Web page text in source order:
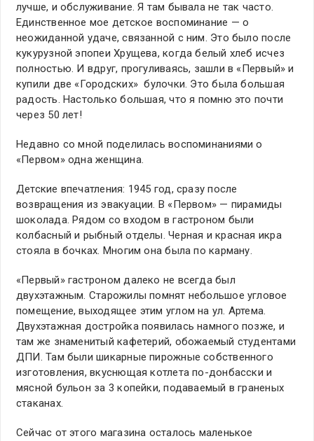
лучше, и обслуживание. Я там бывала не так часто.
Единственное мое детское воспоминание — о
неожиданной удаче, связанной с ним. Это было после
кукурузной эпопеи Хрущева, когда белый хлеб исчез
полностью. И вдруг, прогуливаясь, зашли в «Первый» и
купили две «Городских» булочки. Это была большая
радость. Настолько большая, что я помню это почти
через 50 лет!
Недавно со мной поделилась воспоминаниями о
«Первом» одна женщина.
Детские впечатления: 1945 год, сразу после
возвращения из эвакуации. В «Первом» — пирамиды
шоколада. Рядом со входом в гастроном были
колбасный и рыбный отделы. Черная и красная икра
стояла в бочках. Многим она была по карману.
«Первый» гастроном далеко не всегда был
двухэтажным. Старожилы помнят небольшое угловое
помещение, выходящее этим углом на ул. Артема.
Двухэтажная достройка появилась намного позже, и
там же знаменитый кафетерий, обожаемый студентами
ДПИ. Там были шикарные пирожные собственного
изготовления, вкуснющая котлета по-донбасски и
мясной бульон за 3 копейки, подаваемый в граненых
стаканах.
Сейчас от этого магазина осталось маленькое